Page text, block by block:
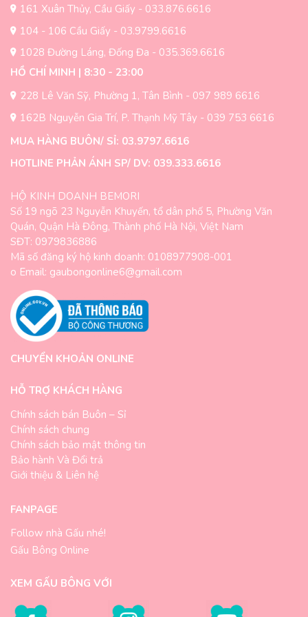
trên
sản
phẩm
161 Xuân Thủy, Cầu Giấy - 033.876.6616
104 - 106 Cầu Giấy - 03.9799.6616
1028 Đường Láng, Đống Đa - 035.369.6616
HỒ CHÍ MINH | 8:30 - 23:00
228 Lê Văn Sỹ, Phường 1, Tân Bình - 097 989 6616
162B Nguyễn Gia Trí, P. Thạnh Mỹ Tây - 039 753 6616
MUA HÀNG BUÔN/ SỈ: 03.9797.6616
HOTLINE PHẢN ÁNH SP/ DV: 039.333.6616
HỘ KINH DOANH BEMORI
Số 19 ngõ 23 Nguyễn Khuyến, tổ dân phố 5, Phường Văn
Quán, Quận Hà Đông, Thành phố Hà Nội, Việt Nam
SĐT: 0979836886
Mã số đăng ký hộ kinh doanh: 0108977908-001
o Email: gaubongonline6@gmail.com
CHUYỂN KHOẢN ONLINE
HỖ TRỢ KHÁCH HÀNG
Chính sách bán Buôn – Sỉ
Chính sách chung
Chính sách bảo mật thông tin
Bảo hành Và Đổi trả
Giới thiệu & Liên hệ
FANPAGE
Follow nhà Gấu nhé!
Gấu Bông Online
XEM GẤU BÔNG VỚI